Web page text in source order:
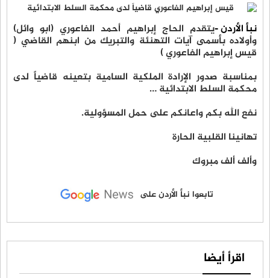
نبأ الأردن -يتقدم الحاج إبراهيم أحمد الفاعوري (ابو وائل)
وأولاده بأسمى آيات التهنئة والتبريك من ابنهم القاضي (
قيس إبراهيم الفاعوري )
بمناسبة صدور الإرادة الملكية السامية بتعينه قاضياً لدى
محكمة السلط الابتدائية …
نفع الله بكم واعانكم على حمل المسؤولية.
تهانينا القلبية الحارة
وألف ألف مبروك
تابعوا نبأ الأردن على
اقرأ أيضا